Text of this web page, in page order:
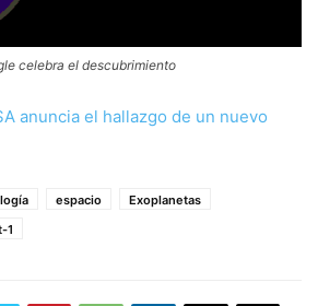
celebra el descubrimiento
anuncia el hallazgo de un nuevo
espacio
Exoplanetas
1